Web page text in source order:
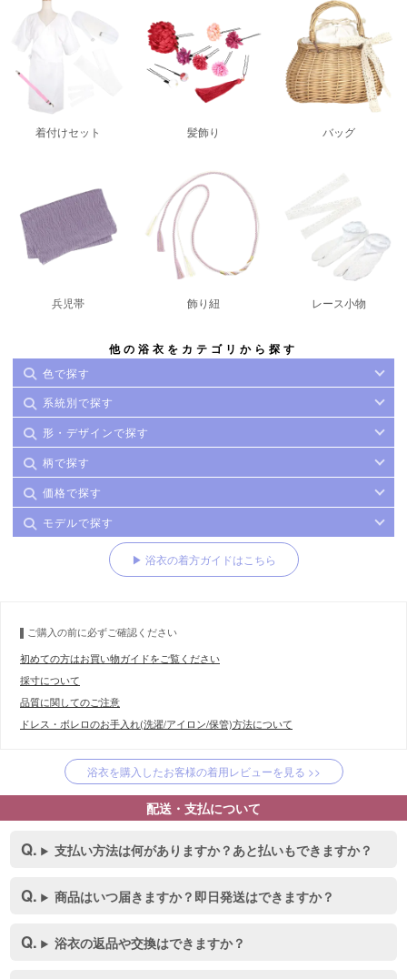
着付けセット 髪飾り バッグ
兵児帯 飾り紐 レース小物
他の浴衣をカテゴリから探す
色で探す
系統別で探す
形・デザインで探す
柄で探す
価格で探す
モデルで探す
▶ 浴衣の着方ガイドはこちら
ご購入の前に必ずご確認ください
初めての方はお買い物ガイドをご覧ください
採寸について
品質に関してのご注意
ドレス・ボレロのお手入れ(洗濯/アイロン/保管)方法について
浴衣を購入したお客様の着用レビューを見る >>
配送・支払について
支払い方法は何がありますか？あと払いもできますか？
商品はいつ届きますか？即日発送はできますか？
浴衣の返品や交換はできますか？